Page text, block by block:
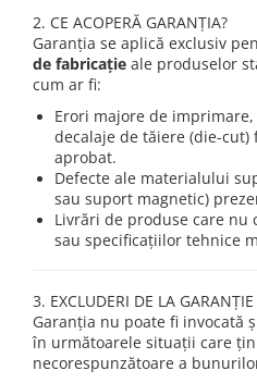
2. CE ACOPERĂ GARANȚIA?
Garanția se aplică exclusiv
de fabricație ale produselor
cum ar fi:
Erori majore de
decalaje de tăiere (die-
aprobat.
Defecte ale materialului
sau suport magnetic)
Livrări de produse care
sau specificațiilor tehnice
3. EXCLUDERI DE LA
Garanția nu poate fi invocată
în următoarele situații care
necorespunzătoare a